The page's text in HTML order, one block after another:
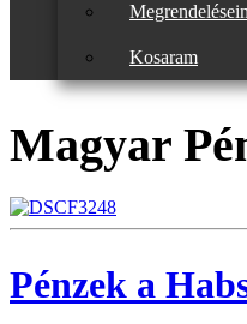
Kosaram
Magyar
Pénzek a